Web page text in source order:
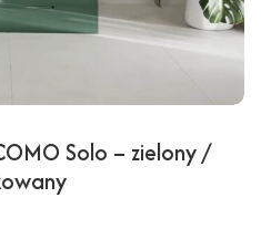
Solo – zielony /